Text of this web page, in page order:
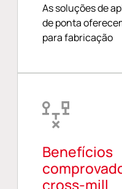
As soluções de
de ponta
para fabricação
Benefícios
cross-mill